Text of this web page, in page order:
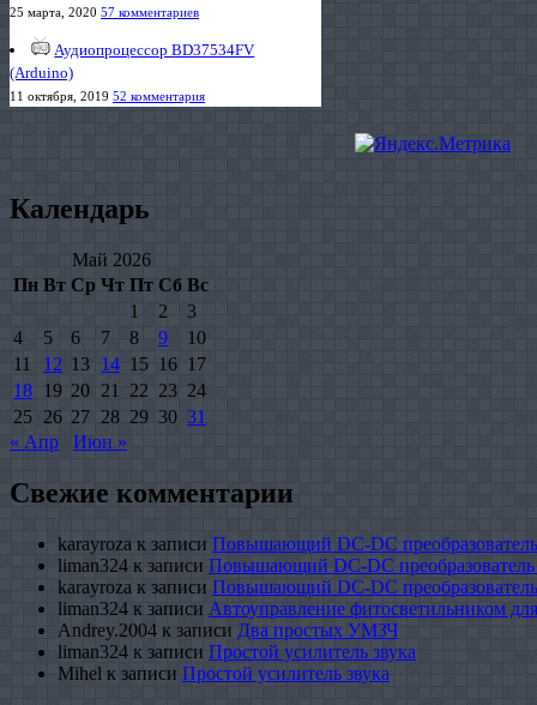
25 марта, 2020 57 комментариев
Аудиопроцессор BD37534FV
(Arduino)
11 октября, 2019 52 комментария
Календарь
Май 2026
Пн Вт Ср Чт Пт Сб Вс
1
2
3
4
5 6 7 8 9
10
11
12 13 14 15 16 17
18 19 20 21 22 23 24
25 26 27 28 29 30 31
« Апр
Июн »
Свежие комментарии
karayroza к записи Повышающий DC-DC
liman324 к записи Повышающий DC-DC
karayroza к записи Повышающий DC-DC
liman324 к записи Автоуправление фитосветильником
Andrey.2004 к записи Два простых УМЗЧ
liman324 к записи Простой усилитель звука
Mihel к записи Простой усилитель звука